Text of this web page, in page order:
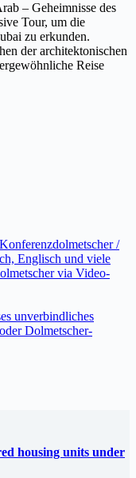
– Geheimnisse des
Tour, um die
zu erkunden.
der architektonischen
Reise
/
Englisch und viele
via Video-
unverbindliches
Dolmetscher-
housing units under